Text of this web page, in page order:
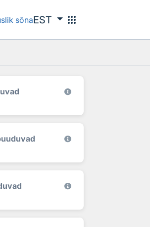
sõnaEST apps